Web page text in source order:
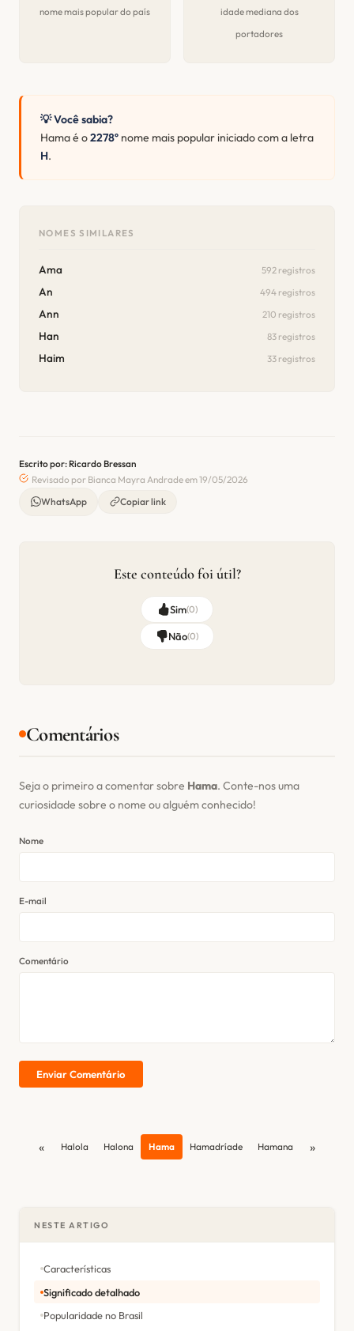
nome mais popular do país
idade mediana dos
portadores
💡 Você sabia?
Hama é o2278º nome mais popular iniciado com a letra
H.
NOMES SIMILARES
Ama 592 registros
An 494 registros
Ann 210 registros
Han 83 registros
Haim 33 registros
Escrito por: Ricardo Bressan
Revisado por Bianca Mayra Andrade em 19/05/2026
WhatsApp
Copiar link
Este conteúdo foi útil?
Sim(0)
Não(0)
Comentários
Seja o primeiro a comentar sobre Hama. Conte-nos uma
curiosidade sobre o nome ou alguém conhecido!
Nome
E-mail
Comentário
Enviar Comentário
« Halola Halona Hama Hamadríade Hamana »
NESTE ARTIGO
Características
Significado detalhado
Popularidade no Brasil